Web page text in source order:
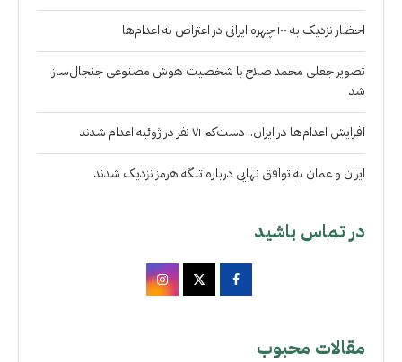
احضار نزدیک به ۱۰۰ چهره ایرانی در اعتراض به اعدام‌ها
تصویر جعلی محمد صلاح با شخصیت هوش مصنوعی جنجال‌ساز
شد
افزایش اعدام‌ها در ایران.. دست‌کم ۷۱ نفر در ژوئیه اعدام شدند
ایران و عمان به توافق نهایی درباره تنگه هرمز نزدیک شدند
در تماس باشید
مقالات محبوب